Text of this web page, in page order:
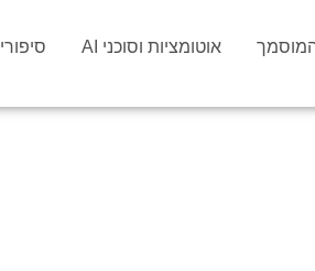
אוטומציות וסוכני AI